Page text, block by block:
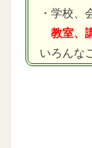
・学校、
教室、
いろんな